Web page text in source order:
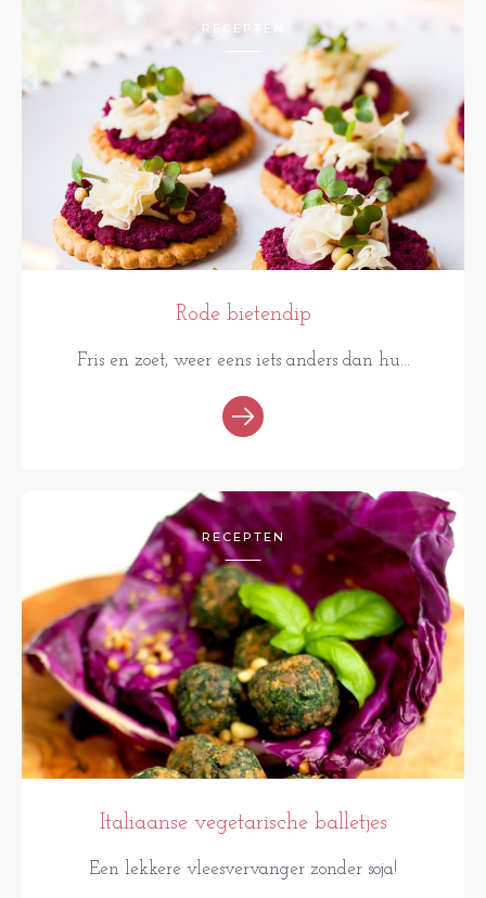
RECEPTEN
Rode bietendip
Fris en zoet, weer eens iets anders dan hu...
RECEPTEN
Italiaanse vegetarische balletjes
Een lekkere vleesvervanger zonder soja!